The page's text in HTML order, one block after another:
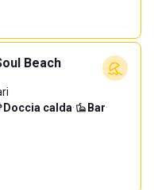
Beach
Doccia calda· Bar·